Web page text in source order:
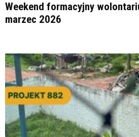
Weekend formacyjny
marzec 2026